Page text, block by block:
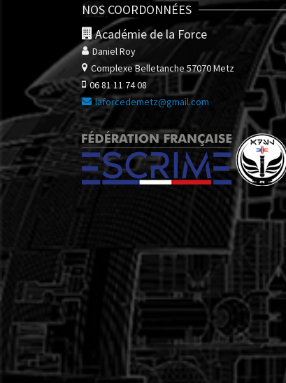
NOS COORDONNÉES
Académie de la Force
Daniel Roy
Complexe Belletanche57070 Metz
06 81 11 74 08
laforcedemetz@gmail.com